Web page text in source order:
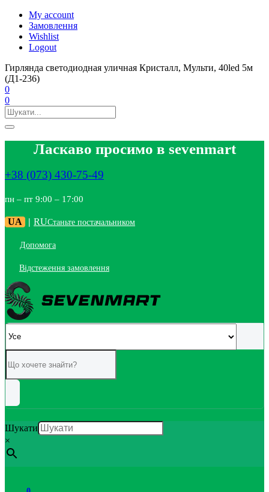
My account
Замовлення
Wishlist
Logout
Гирлянда светодиодная уличная Кристалл, Мульти, 40led 5м
(Д1-236)
0
0
Ласкаво просимо в sevenmart
+38 (073) 430-75-49
пн – пт 9:00 – 17:00
UA | RUСтаньте постачальником
Допомога
Відстеження замовлення
Шукати
×